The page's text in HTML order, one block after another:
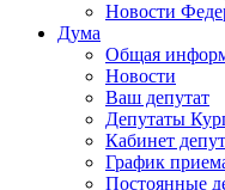
Новости
Дума
Общая
Новости
Ваш депутат
Депутаты
Кабинет
График
Постоянные